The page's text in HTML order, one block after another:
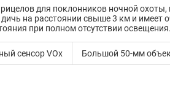
для поклонников ночной
на расстоянии свыше 3 км и
при полном отсутствии освещения.
сенсор VOx Большой 50-мм